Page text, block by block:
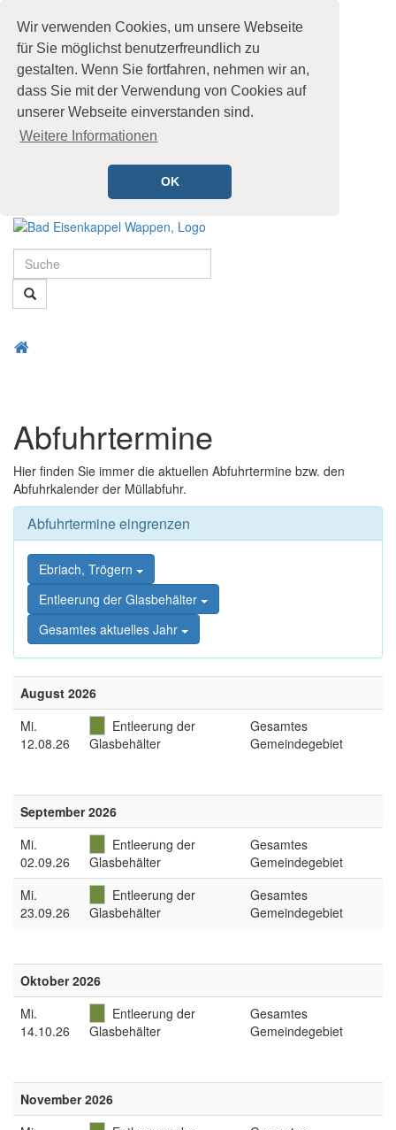
Wir verwenden Cookies, um unsere Webseite
für Sie möglichst benutzerfreundlich zu
gestalten. Wenn Sie fortfahren, nehmen wir an,
dass Sie mit der Verwendung von Cookies auf
unserer Webseite einverstanden sind.
Weitere Informationen
OK
Schnellmenü
Zur
springen,
Accesskey
Zur
springen,
springen,
Accesskey
Zur
Kontaktseite
springen,
Accesskey
Sitemap
springen,
Accesskey
Suche
Suche
Schnellmenü
Startseite
Schnellmenü
zurück
Abfuhrtermine
Hier finden Sie immer die aktuellen Abfuhrtermine bzw. den
Abfuhrkalender der Müllabfuhr.
Abfuhrtermine eingrenzen
Ebriach, Trögern
Entleerung der Glasbehälter
Gesamtes aktuelles Jahr
August 2026
Mi.
12.08.26
Entleerung der
Glasbehälter
Gesamtes
Gemeindegebiet
September 2026
Mi.
02.09.26
Entleerung der
Glasbehälter
Gesamtes
Gemeindegebiet
Mi.
23.09.26
Entleerung der
Glasbehälter
Gesamtes
Gemeindegebiet
Oktober 2026
Mi.
14.10.26
Entleerung der
Glasbehälter
Gesamtes
Gemeindegebiet
November 2026